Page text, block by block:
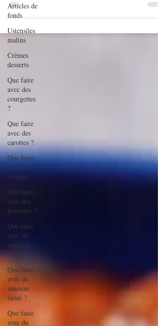
Articles de
fonds
Ustensiles
malins
Crèmes
desserts
Que faire
avec des
courgettes
?
Que faire
avec des
carottes ?
Que faire
avec des
courges ?
Que faire
avec des
poireaux ?
Que faire
avec du
saumon
frais ?
Que faire
avec du
saumon
fumé ?
Que faire
avec du
Découvrez cette recette originale de savarins hot dog.